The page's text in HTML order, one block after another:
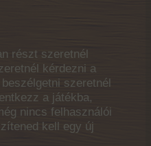
részt szeretnél
kérdezni a
szeretnél
a játékba,
nincs felhasználói
kell egy új